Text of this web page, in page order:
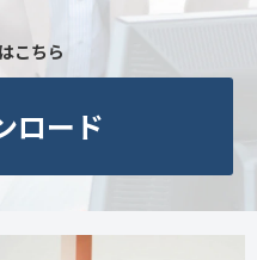
こちら
ロード